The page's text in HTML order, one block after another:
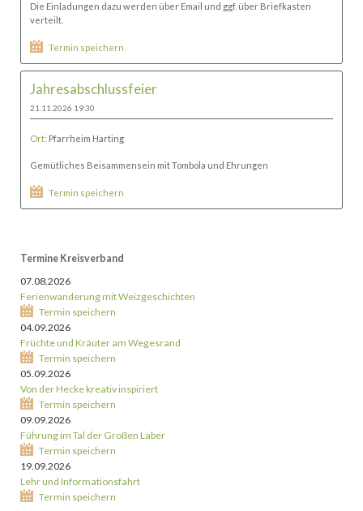
Die Einladungen dazu werden über Email und ggf. über Briefkasten
verteilt.
Termin speichern
Jahresabschlussfeier
21.11.2026 19:30
Ort: Pfarrheim Harting
Gemütliches Beisammensein mit Tombola und Ehrungen
Termin speichern
Termine Kreisverband
07.08.2026
Ferienwanderung mit Weizgeschichten
Termin speichern
04.09.2026
Früchte und Kräuter am Wegesrand
Termin speichern
05.09.2026
Von der Hecke kreativ inspiriert
Termin speichern
09.09.2026
Führung im Tal der Großen Laber
Termin speichern
19.09.2026
Lehr und Informationsfahrt
Termin speichern